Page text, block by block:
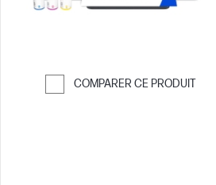
COMPARER CE PRODUIT